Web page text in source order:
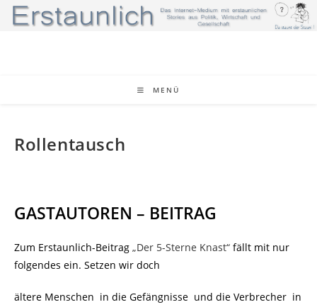
Zum
Inhalt
MENÜ
Rollentausch
GASTAUTOREN – BEITRAG
Zum Erstaunlich-Beitrag „Der 5-Sterne Knast“ fällt mit nur
folgendes ein. Setzen wir doch
ältere Menschen in die Gefängnisse und die Verbrecher in